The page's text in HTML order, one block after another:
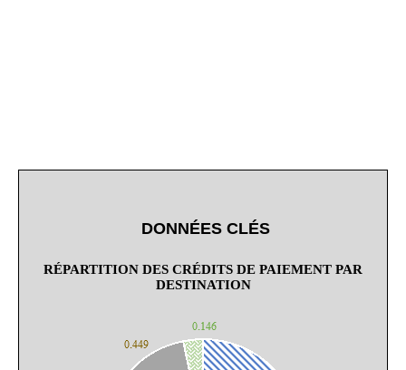
DONNÉES CLÉS
RÉPARTITION DES CRÉDITS DE PAIEMENT PAR
DESTINATION